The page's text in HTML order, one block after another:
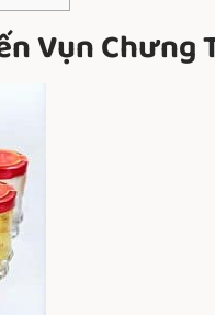
Vụn Chưng